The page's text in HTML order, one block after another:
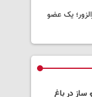
یک عضو
در باغ